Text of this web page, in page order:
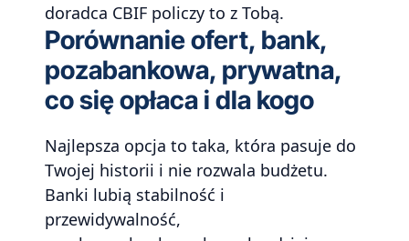
doradca CBIF policzy to z Tobą.
Porównanie ofert, bank,
pozabankowa, prywatna,
co się opłaca i dla kogo
Najlepsza opcja to taka, która pasuje do
Twojej historii i nie rozwala budżetu.
Banki lubią stabilność i
przewidywalność,